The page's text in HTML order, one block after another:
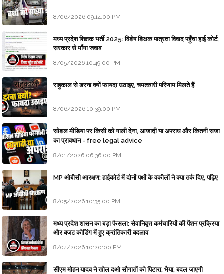
8/06/2026 09:14:00 PM
मध्य प्रदेश शिक्षक भर्ती 2025: विशेष शिक्षक पात्रता विवाद पहुँचा हाई कोर्ट;
सरकार से माँगा जवाब
8/05/2026 10:49:00 PM
राहुकाल से डरना क्यों फायदा उठाइए, चमत्कारी परिणाम मिलते हैं
8/06/2026 10:39:00 PM
सोशल मीडिया पर किसी को गाली देना, आजादी या अपराध और कितनी सजा
का प्रावधान - free legal advice
8/01/2026 06:36:00 PM
MP ओबीसी आरक्षण: हाईकोर्ट में दोनों पक्षों के वकीलों ने क्या तर्क दिए, पढ़िए
8/05/2026 10:35:00 PM
मध्य प्रदेश शासन का बड़ा फैसला: सेवानिवृत्त कर्मचारियों की पेंशन प्रक्रिया
और बजट कोडिंग में हुए क्रांतिकारी बदलाव
8/04/2026 10:20:00 PM
सीएम मोहन यादव ने खोल दओ सौगातों को पिटारा, भैया, बदल जाएगी